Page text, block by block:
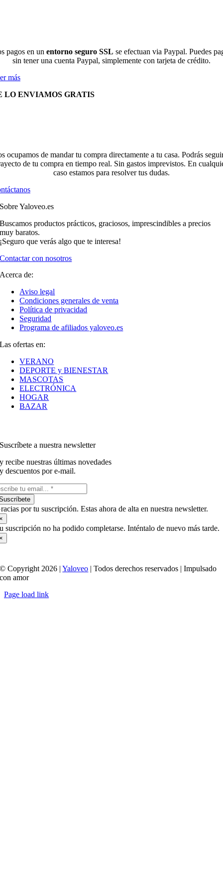
pagos en un entorno seguro SSL se efectuan via Paypal. Puedes
sin tener una cuenta Paypal, simplemente con tarjeta de crédito.
más
LO ENVIAMOS GRATIS
ocupamos de mandar tu compra directamente a tu casa. Podrás
de tu compra en tiempo real. Sin gastos imprevistos. En
caso estamos para resolver tus dudas.
Sobre Yaloveo.es
Buscamos productos prácticos, graciosos, imprescindibles a precios
muy baratos.
¡Seguro que verás algo que te interesa!
Contactar con nosotros
Acerca de:
Aviso legal
Condiciones generales de venta
Política de privacidad
Seguridad
Programa de afiliados yaloveo.es
Las ofertas en:
VERANO
DEPORTE y BIENESTAR
MASCOTAS
ELECTRÓNICA
HOGAR
BAZAR
Suscríbete a nuestra newsletter
y recibe nuestras últimas novedades
y descuentos por e-mail.
por tu suscripción. Estas ahora de alta en nuestra newsletter.
suscripción no ha podido completarse. Inténtalo de nuevo más tarde.
© Copyright 2026 |Yaloveo | Todos derechos reservados | Impulsado
con amor
Page load link